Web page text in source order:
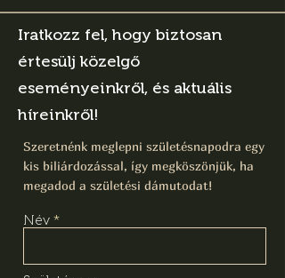
Iratkozz fel, hogy biztosan
értesülj közelgő
eseményeinkről, és aktuális
híreinkről!
Szeretnénk meglepni születésnapodra egy
kis biliárdozással, így megköszönjük, ha
megadod a születési dámutodat!
Név